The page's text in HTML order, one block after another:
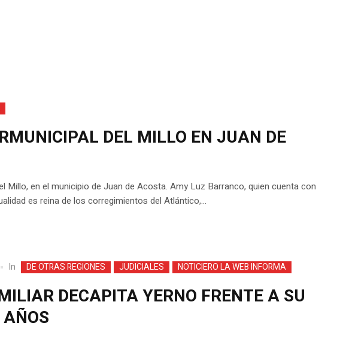
DEL MILLO EN JUAN DE
en el municipio de Juan de Acosta. Amy Luz Barranco, quien cuenta con
es reina de los corregimientos del Atlántico,...
In DE OTRAS REGIONES JUDICIALES NOTICIERO LA WEB INFORMA
DECAPITA YERNO FRENTE A SU